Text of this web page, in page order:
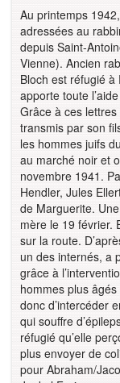
Au printemps
adressées au
depuis Saint-
Vienne). Ancien
Bloch est réfugié à
apporte toute
Grâce à ces
transmis par son
les hommes juifs
au marché noir et
novembre 1941.
Hendler, Jules
de Marguerite.
mère le 19 février.
sur la route.
un des internés, a
grâce à
hommes plus
donc d’intercéder
qui souffre
réfugié qu’elle
plus envoyer de
pour Abraham/